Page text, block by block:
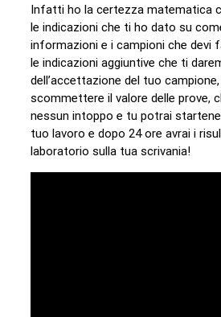
Infatti ho la certezza matematica
le indicazioni che ti ho dato su
informazioni e i campioni che devi
le indicazioni aggiuntive che ti
dell’accettazione del tuo
scommettere il valore delle prove,
nessun intoppo e tu potrai
tuo lavoro e dopo 24 ore avrai i
laboratorio sulla tua scrivania!